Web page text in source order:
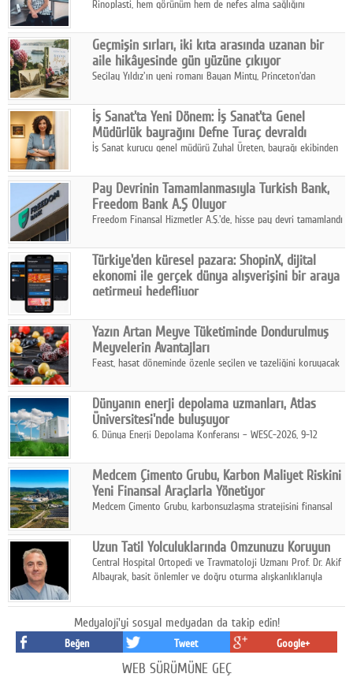
Rinoplasti, hem görünüm hem de nefes alma sağlığını
biri konumunda.
Geçmişin sırları, iki kıta arasında uzanan bir
aile hikâyesinde gün yüzüne çıkıyor
Seçilay Yıldız'ın yeni romanı Bayan Minty, Princeton'dan
katmanlı bir aile hikâyesi anlatıyor.
İş Sanat'ta Yeni Dönem: İş Sanat'ta Genel
Müdürlük bayrağını Defne Turaç devraldı
İş Sanat kurucu genel müdürü Zuhal Üreten, bayrağı ekibinden
Pay Devrinin Tamamlanmasıyla Turkish Bank,
Freedom Bank A.Ş Oluyor
Freedom Finansal Hizmetler A.Ş.'de, hisse pay devri tamamlandı
Turkish Bank'ın ticaret unvanının “Freedom Bank A.Ş.” olmasına
karar verildi.
Türkiye'den küresel pazara: ShopinX, dijital
ekonomi ile gerçek dünya alışverişini bir araya
getirmeyi hedefliyor
ekonomi ile gerçek dünya alışveriş deneyimi arasında köprü
kurmayı hedefleyen vizyonuyla uluslararası pazarlara açılıyor.
Yazın Artan Meyve Tüketiminde Dondurulmuş
Meyvelerin Avantajları
Feast, hasat döneminde özenle seçilen ve tazeliğini koruyacak
pratik, güvenilir ve lezzetli bir alternatif sunuyor.
Dünyanın enerji depolama uzmanları, Atlas
Üniversitesi'nde buluşuyor
6. Dünya Enerji Depolama Konferansı – WESC-2026, 9-12
sahipliğinde gerçekleştirilecek.
Medcem Çimento Grubu, Karbon Maliyet Riskini
Yeni Finansal Araçlarla Yönetiyor
Medcem Çimento Grubu, karbonsuzlaşma stratejisini finansal
Uzun Tatil Yolculuklarında Omzunuzu Koruyun
Central Hospital Ortopedi ve Travmatoloji Uzmanı Prof. Dr. Akif
Albayrak, basit önlemler ve doğru oturma alışkanlıklarıyla
Medyaloji'yi sosyal medyadan da takip edin!
Beğen Tweet Google+
WEB SÜRÜMÜNE GEÇ